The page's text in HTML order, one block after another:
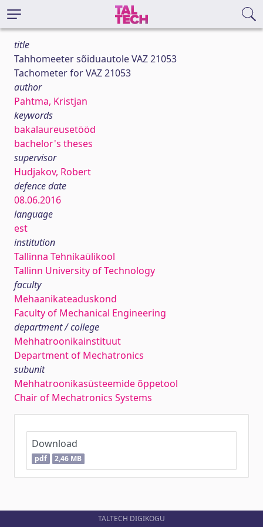
title
Tahhomeeter sõiduautole VAZ 21053
Tachometer for VAZ 21053
author
Pahtma, Kristjan
keywords
bakalaureusetööd
bachelor's theses
supervisor
Hudjakov, Robert
defence date
08.06.2016
language
est
institution
Tallinna Tehnikaülikool
Tallinn University of Technology
faculty
Mehaanikateaduskond
Faculty of Mechanical Engineering
department / college
Mehhatroonikainstituut
Department of Mechatronics
subunit
Mehhatroonikasüsteemide õppetool
Chair of Mechatronics Systems
Download
pdf 2,46 MB
TALTECH DIGIKOGU